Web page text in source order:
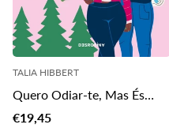
TALIA HIBBERT
Quero Odiar-te, Mas És
Demasiado Fofo
Translation
€19,45